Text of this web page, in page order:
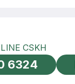
toàn cầu
HOTLINE CSKH
CSKH
6324